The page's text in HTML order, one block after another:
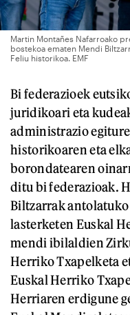
Martin Montañes Nafarroako
bostekoa ematen Mendi
Feliu historikoa. EMF
Bi federazioek
juridikoari eta
administrazio
historikoaren eta
borondatearen
ditu bi federazioak.
Biltzarrak
lasterketen Euskal
mendi ibilaldien
Herriko Txapelketa
Euskal Herriko
Herriaren erdigune